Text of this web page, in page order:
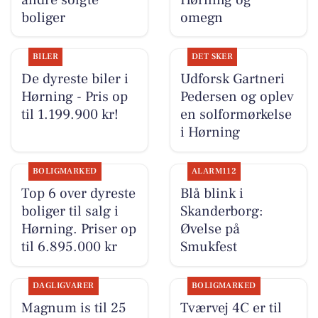
boliger
omegn
BILER
De dyreste biler i
Hørning - Pris op
til 1.199.900 kr!
DET SKER
Udforsk Gartneri
Pedersen og oplev
en solformørkelse
i Hørning
BOLIGMARKED
Top 6 over dyreste
boliger til salg i
Hørning. Priser op
til 6.895.000 kr
ALARM112
Blå blink i
Skanderborg:
Øvelse på
Smukfest
DAGLIGVARER
Magnum is til 25
BOLIGMARKED
Tværvej 4C er til